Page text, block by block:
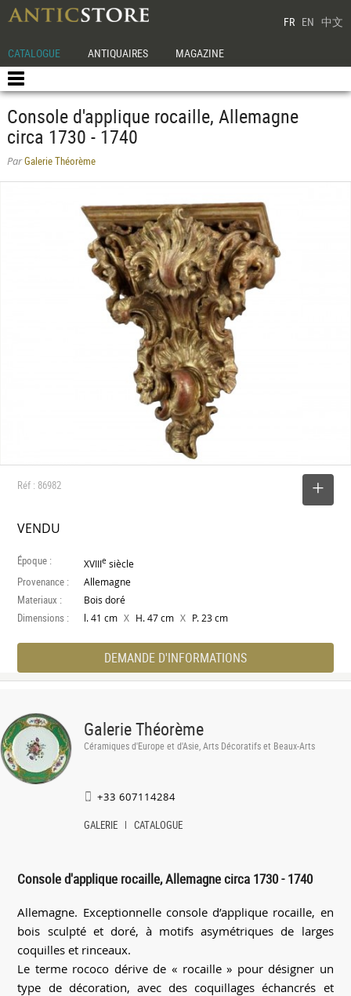
FR EN 中文
CATALOGUE ANTIQUAIRES MAGAZINE
Console d'applique rocaille, Allemagne
circa 1730 - 1740
ParGalerie Théorème
Réf : 86982
VENDU
Époque : XVIIIe siècle
Provenance : Allemagne
Materiaux : Bois doré
Dimensions : l. 41 cm X H. 47 cm X P. 23 cm
DEMANDE D'INFORMATIONS
Galerie Théorème
Céramiques d'Europe et d'Asie, Arts Décoratifs et Beaux-Arts
+33 607114284
GALERIE CATALOGUE
Console d'applique rocaille, Allemagne circa 1730 - 1740
Allemagne. Exceptionnelle console d’applique rocaille, en
bois sculpté et doré, à motifs asymétriques de larges
coquilles et rinceaux.
Le terme rococo dérive de « rocaille » pour désigner un
type de décoration, avec des coquillages échancrés et